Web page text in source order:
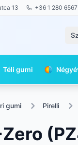
13 +36 1 280 6567
Téli gumi
gumi Pirelli